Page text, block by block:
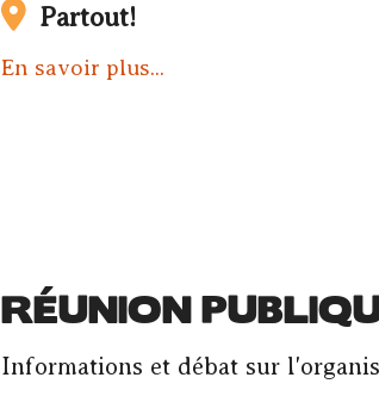
Partout!
En savoir plus...
RÉUNION
Informations et débat sur